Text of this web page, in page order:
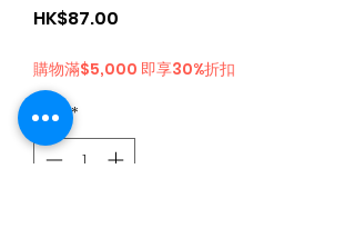
HK$87.00
購物滿$5,000 即享30%折扣
数量 *